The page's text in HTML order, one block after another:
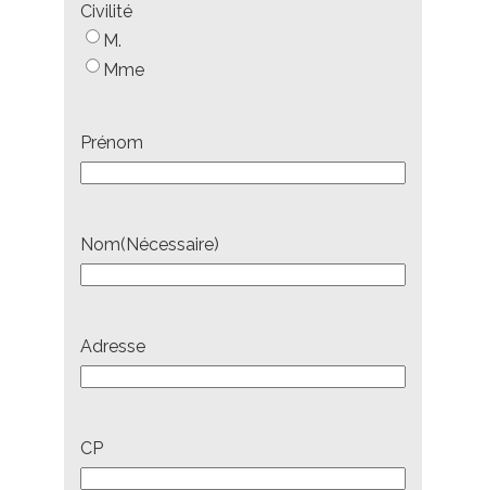
Civilité
M.
Mme
Prénom
Nom(Nécessaire)
Adresse
CP